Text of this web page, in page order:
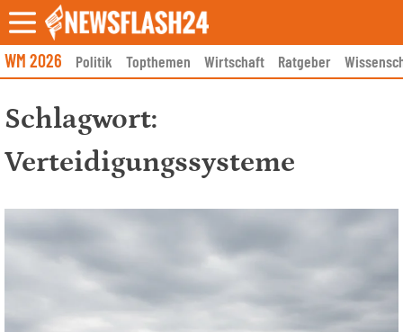
Skip
to
content
WM 2026 Politik Topthemen Wirtschaft Ratgeber
Schlagwort:
Verteidigungssysteme